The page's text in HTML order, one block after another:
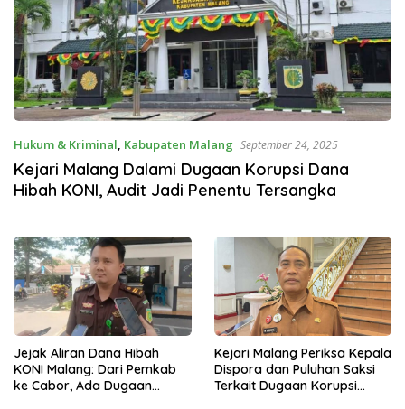
Hukum & Kriminal, Kabupaten Malang September 24, 2025
Kejari Malang Dalami Dugaan Korupsi Dana
Hibah KONI, Audit Jadi Penentu Tersangka
Jejak Aliran Dana Hibah
KONI Malang: Dari Pemkab
ke Cabor, Ada Dugaan
Kejari Malang Periksa Kepala
Dispora dan Puluhan Saksi
Terkait Dugaan Korupsi